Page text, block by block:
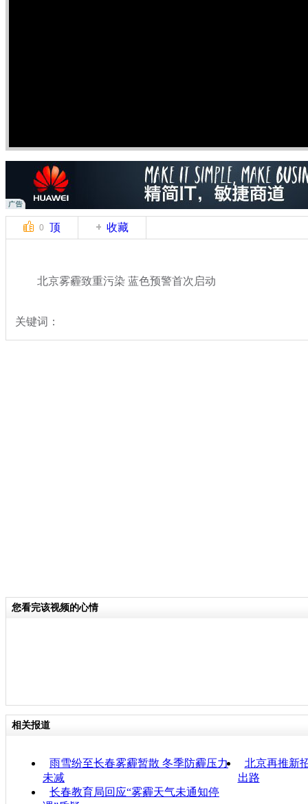
0 顶 收藏
北京雾霾致重污染 蓝色预警首次启动
关键词：
您看完该视频的心情
相关报道
雨雪纷至长春雾霾暂散 冬季防霾压力
未减
北京再推新
出路
长春教育局回应“雾霾天气未通知停